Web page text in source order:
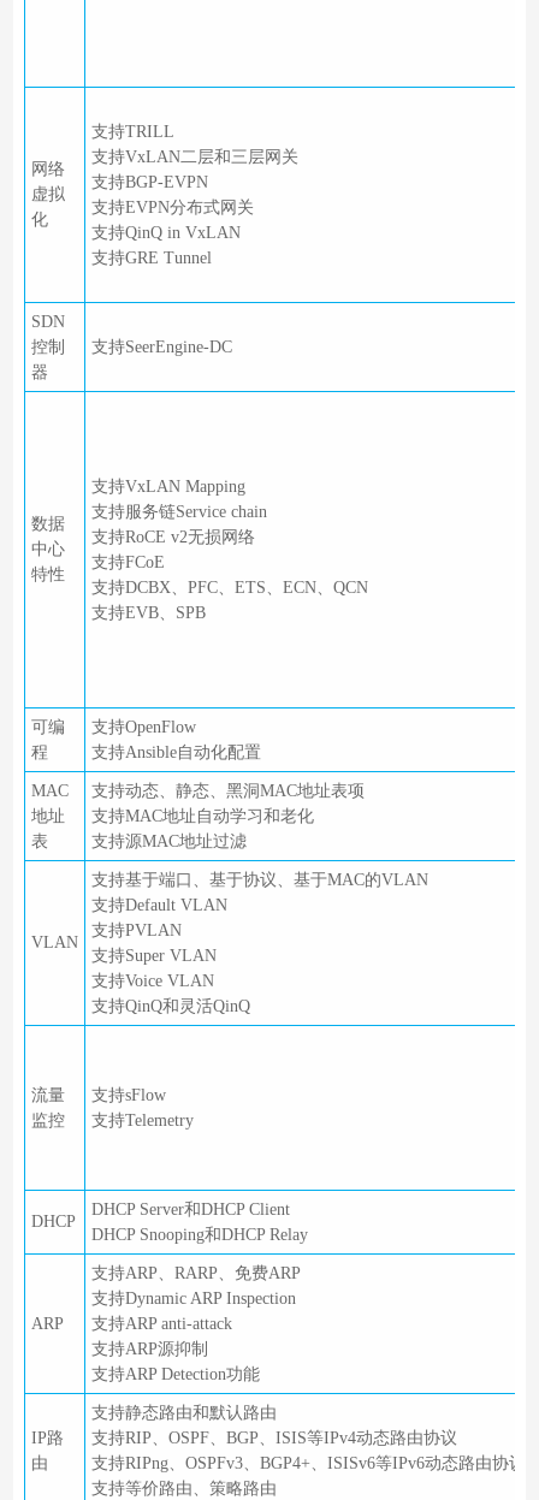
网络
虚拟
化
支持TRILL
支持VxLAN二层和三层网关
支持BGP-EVPN
支持EVPN分布式网关
支持QinQ in VxLAN
支持GRE Tunnel
SDN
控制
器
支持SeerEngine-DC
数据
中心
特性
支持VxLAN Mapping
支持服务链Service chain
支持RoCE v2无损网络
支持FCoE
支持DCBX、PFC、ETS、ECN、QCN
支持EVB、SPB
可编
程
支持OpenFlow
支持Ansible自动化配置
MAC
地址
表
支持动态、静态、黑洞MAC地址表项
支持MAC地址自动学习和老化
支持源MAC地址过滤
VLAN
支持基于端口、基于协议、基于MAC的VLAN
支持Default VLAN
支持PVLAN
支持Super VLAN
支持Voice VLAN
支持QinQ和灵活QinQ
流量
监控
支持sFlow
支持Telemetry
DHCP
DHCP Server和DHCP Client
DHCP Snooping和DHCP Relay
ARP
支持ARP、RARP、免费ARP
支持Dynamic ARP Inspection
支持ARP anti-attack
支持ARP源抑制
支持ARP Detection功能
IP路
由
支持静态路由和默认路由
支持RIP、OSPF、BGP、ISIS等IPv4动态路由协议
支持RIPng、OSPFv3、BGP4+、ISISv6等IPv6动态路由协议
支持等价路由、策略路由